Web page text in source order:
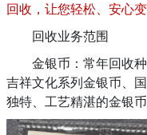
回收，让您轻松、安心变
回收业务范围
金银币：常年回收种
吉祥文化系列金银币、
独特、工艺精湛的金银